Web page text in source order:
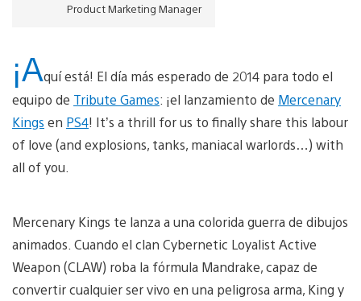
Product Marketing Manager
¡Aquí está! El día más esperado de 2014 para todo el
equipo de Tribute Games: ¡el lanzamiento de Mercenary
Kings en PS4! It’s a thrill for us to finally share this labour
of love (and explosions, tanks, maniacal warlords…) with
all of you.
Mercenary Kings te lanza a una colorida guerra de dibujos
animados. Cuando el clan Cybernetic Loyalist Active
Weapon (CLAW) roba la fórmula Mandrake, capaz de
convertir cualquier ser vivo en una peligrosa arma, King y